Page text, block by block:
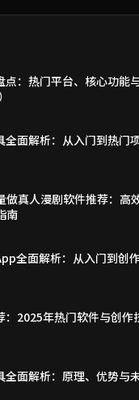
点：热门平台、核心功能
全面解析：从入门到热门
做真人漫剧软件推荐：高
南
全面解析：从入门到创
：2025年热门软件与创作
全面解析：原理、优势与